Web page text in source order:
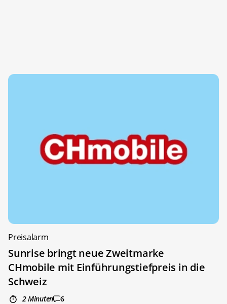
Preisalarm
Sunrise bringt neue Zweitmarke
CHmobile mit Einführungstiefpreis in die
Schweiz
2 Minuten 6